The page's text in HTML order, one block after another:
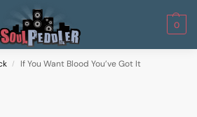
0
/ If You Want Blood You’ve Got It